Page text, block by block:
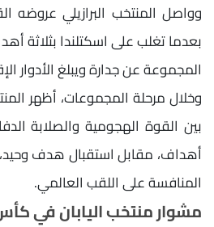
وواصل المنتخب البرازيلي عروضه
بعدما تغلب على اسكتلندا بثلاثة
المجموعة عن جدارة ويبلغ الأدوار
وخلال مرحلة المجموعات، أظهر
بين القوة الهجومية والصلابة
أهداف، مقابل استقبال هدف
المنافسة على اللقب العالمي.
مشوار منتخب اليابان في كأس